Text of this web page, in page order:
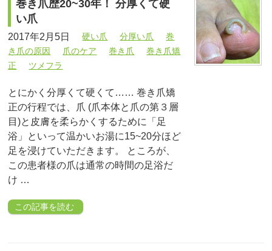
巻き爪歴20~30年！ 分厚くて硬
い爪
2017年2月5日 硬い爪 分厚い爪
巻
き爪の原因
爪のケア 巻き爪
巻き爪矯
正
ツメフラ
とにかく分厚くて硬くて…… 巻き爪矯
正の行程では、爪 (爪本体と爪の第３層
目)と皮膚を柔らかくするために「足
浴」といって温かいお湯に15~20分ほど
足を浸けていただきます。 ところが、
この患者様の爪は通常の時間の足浴だ
け …
この記事を読む